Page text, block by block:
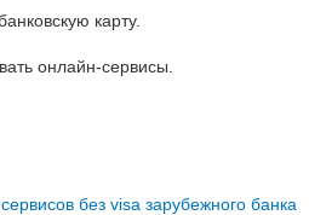
карту.
онлайн-сервисы.
без visa зарубежного банка